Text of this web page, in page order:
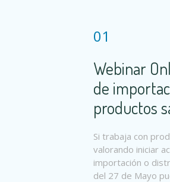
01
Webinar
de
productos
Si trabaja con
valorando iniciar
importación o
del 27 de Mayo